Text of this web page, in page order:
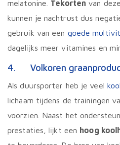
melatonine. Tekorten van
kunnen je nachtrust dus
gebruik van een goede
dagelijks meer vitamines en
4. Volkoren
Als duursporter heb je veel
lichaam tijdens de trainingen
voorzien. Naast het
prestaties, lijkt een hoog